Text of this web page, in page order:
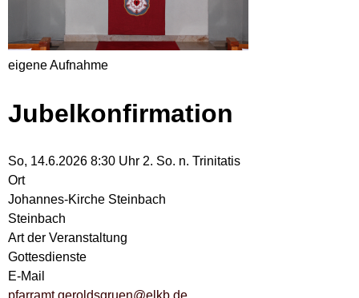
eigene Aufnahme
Jubelkonfirmation
So, 14.6.2026 8:30 Uhr 2. So. n. Trinitatis
Ort
Johannes-Kirche Steinbach
Steinbach
Art der Veranstaltung
Gottesdienste
E-Mail
pfarramt.geroldsgruen@elkb.de